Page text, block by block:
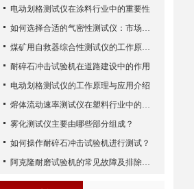
电动划格测试仪在涂料行业中的重要性
如何选择合适的气密性测试仪：市场指南
煤矿用自救器综合性测试仪的工作原理与功能解析
耐碎石冲击试验机在道路建设中的作用
电动划格测试仪的工作原理与应用介绍
熔体流动速率测试仪在塑料行业中的应用
雾化测试仪主要由哪些部分组成？
如何操作耐碎石冲击试验机进行测试？
阿克隆耐磨试验机的常见故障及排除方法